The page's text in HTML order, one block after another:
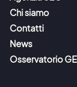
Chi siamo
Contatti
News
Osservatorio